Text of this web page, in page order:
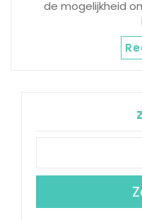
de mogelijkheid